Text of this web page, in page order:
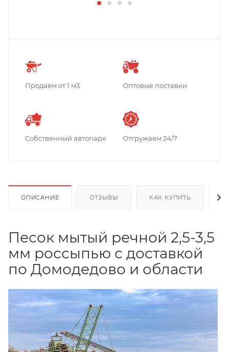
Продаем от 1 м3 Оптовые поставки
Собственный автопарк Отгружаем 24/7
ОПИСАНИЕ ОТЗЫВЫ КАК КУПИТЬ
Песок мытый речной 2,5-3,5
мм россыпью с доставкой
по Домодедово и области